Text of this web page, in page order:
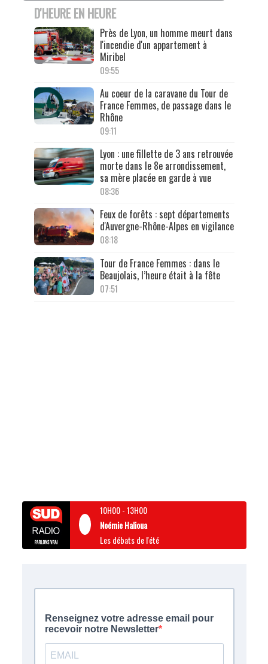
D'HEURE EN HEURE
Près de Lyon, un homme meurt dans
l'incendie d'un appartement à
Miribel
09:55
Au coeur de la caravane du Tour de
France Femmes, de passage dans le
Rhône
09:11
Lyon : une fillette de 3 ans retrouvée
morte dans le 8e arrondissement,
sa mère placée en garde à vue
08:36
Feux de forêts : sept départements
d'Auvergne-Rhône-Alpes en vigilance
08:18
Tour de France Femmes : dans le
Beaujolais, l’heure était à la fête
07:51
10H00-13H00
Noémie Halioua
Les débats de l'été